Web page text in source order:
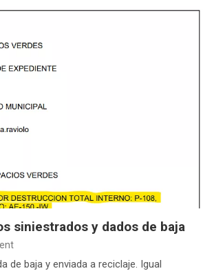
siniestrados y dados de baja
de baja y enviada a reciclaje. Igual